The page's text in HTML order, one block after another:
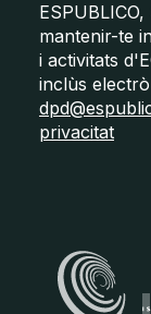
mantenir-te
i activitats
inclùs
privacitat